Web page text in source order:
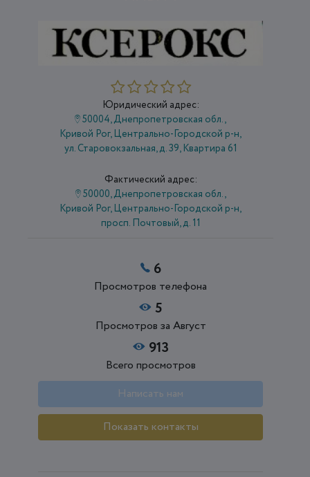
Юридический адрес:
50004, Днепропетровская обл.,
Кривой Рог, Центрально-Городской р-н,
ул. Старовокзальная, д. 39, Квартира 61
Фактический адрес:
50000, Днепропетровская обл.,
Кривой Рог, Центрально-Городской р-н,
просп. Почтовый, д. 11
6
Просмотров телефона
5
Просмотров за Август
913
Всего просмотров
Написать нам
Показать контакты